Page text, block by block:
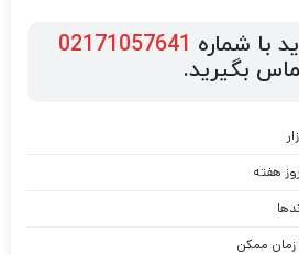
با شماره 02171057641
بگیرید.
زمان ممکن